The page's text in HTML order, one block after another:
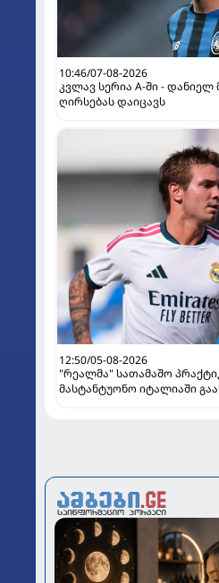
10:46/07-08-2026
კვლავ სერია A-ში -
ღირსებას დაიცავს
12:50/05-08-2026
"რეალმა" სათამაშო
მასტანტუონო იტალიაში